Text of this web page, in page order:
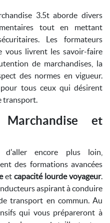
3.5t aborde divers
tout en mettant
Les formateurs
vous livrent les savoir-faire
de marchandises, la
des normes en vigueur.
tous ceux qui désirent
transport.
et
encore plus loin,
des formations avancées
et capacité lourde voyageur.
aspirant à conduire
transport en commun. Au
qui vous prépareront à